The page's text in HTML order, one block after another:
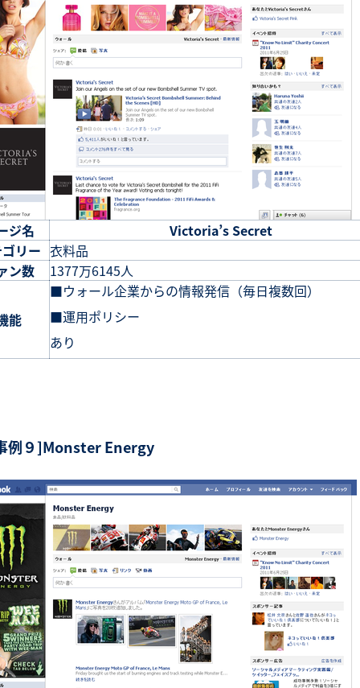
ジ名
Victoria’s Secret
リー 衣料品
ン数
1377万6145人
能
■ウォール企業からの情報発信（毎日複数回）
■運用ポリシー
あり
例９]Monster Energy